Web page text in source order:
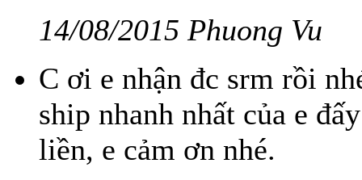
14/08/2015 Phuong Vu
C ơi e nhận đc srm rồi
ship nhanh nhất của e
liền, e cảm ơn nhé.